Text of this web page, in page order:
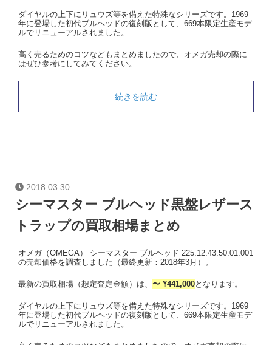
ダイヤルの上下にリュウズ等を備えた特殊なシリーズです。1969
年に登場した初代ブルヘッドの復刻版として、669本限定生産モデ
ルでリニューアルされました。
高く売るためのコツなどもまとめましたので、オメガ売却の際に
はぜひ参考にしてみてください。
続きを読む
2018.03.30
シーマスター ブルヘッド黒盤レザース
トラップの買取相場まとめ
オメガ（OMEGA） シーマスター ブルヘッド 225.12.43.50.01.001
の売却価格を調査しました（最終更新：2018年3月）。
最新の買取相場（想定査定金額）は、 〜 ¥441,000となります。
ダイヤルの上下にリュウズ等を備えた特殊なシリーズです。1969
年に登場した初代ブルヘッドの復刻版として、669本限定生産モデ
ルでリニューアルされました。